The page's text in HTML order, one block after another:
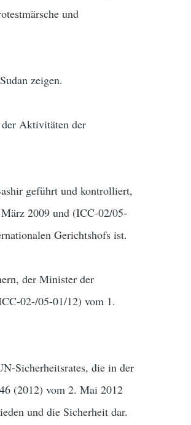
und
zeigen.
Aktivitäten der
geführt und kontrolliert,
2009 und (ICC-02/05-
Gerichtshofs ist.
der Minister der
02-/05-01/12) vom 1.
Sicherheitsrates, die in der
(2012) vom 2. Mai 2012
und die Sicherheit dar.